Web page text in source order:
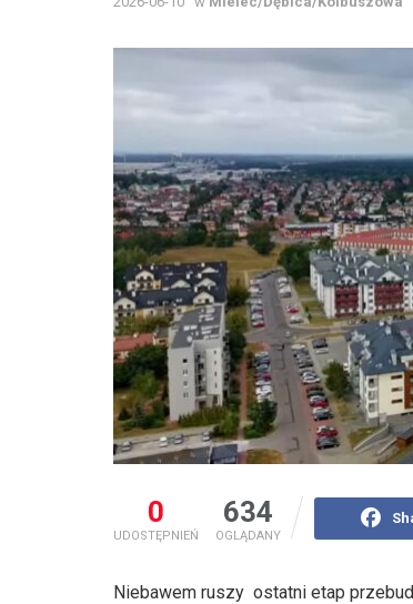
0
UDOSTĘPNIEŃ
634
OGLĄDANY
Niebawem ruszy ostatni etap